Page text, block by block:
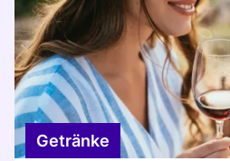
Getränke